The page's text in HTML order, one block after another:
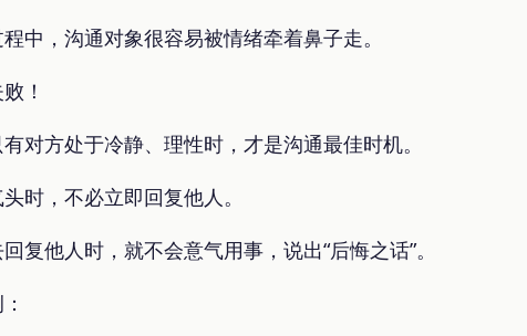
中，沟通对象很容易被情绪牵着鼻子走。
！
对方处于冷静、理性时，才是沟通最佳时机。
时，不必立即回复他人。
复他人时，就不会意气用事，说出“后悔之话”。